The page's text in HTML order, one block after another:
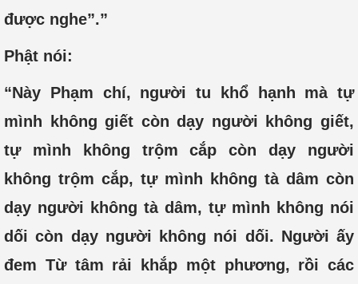
được nghe”.”
Phật nói:
“Này Phạm chí, người tu khổ hạnh mà tự
mình không giết còn dạy người không giết,
tự mình không trộm cắp còn dạy người
không trộm cắp, tự mình không tà dâm còn
dạy người không tà dâm, tự mình không nói
dối còn dạy người không nói dối. Người ấy
đem Từ tâm rải khắp một phương, rồi các